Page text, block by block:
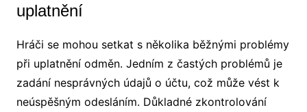
uplatnění
Hráči se mohou setkat s několika běžnými problémy
při uplatnění odměn. Jedním z častých problémů je
zadání nesprávných údajů o účtu, což může vést k
neúspěšným odesláním. Důkladné zkontrolování